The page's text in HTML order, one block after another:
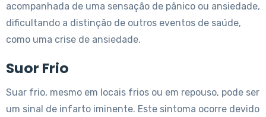
acompanhada de uma sensação de pânico ou ansiedade,
dificultando a distinção de outros eventos de saúde,
como uma crise de ansiedade.
Suor Frio
Suar frio, mesmo em locais frios ou em repouso, pode ser
um sinal de infarto iminente. Este sintoma ocorre devido